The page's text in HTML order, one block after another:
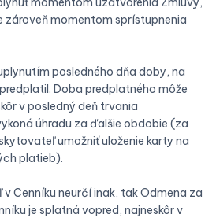
momentom sprístupnenia
posledného dňa doby, na
Doba predplatného môže
v posledný deň trvania
úhradu za ďalšie obdobie (za
umožniť uloženie karty na
platieb).
Cenníku neurčí inak, tak Odmena za
je splatná vopred, najneskôr v